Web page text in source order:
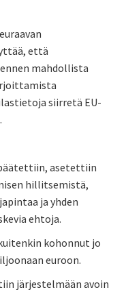
että
mahdollista
siirretä EU-
asetettiin
hillitsemistä,
ja yhden
ehtoja.
kohonnut jo
euroon.
järjestelmään avoin